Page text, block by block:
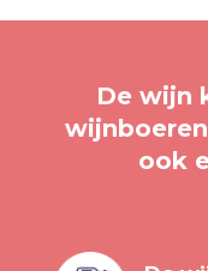
De wijn
ook